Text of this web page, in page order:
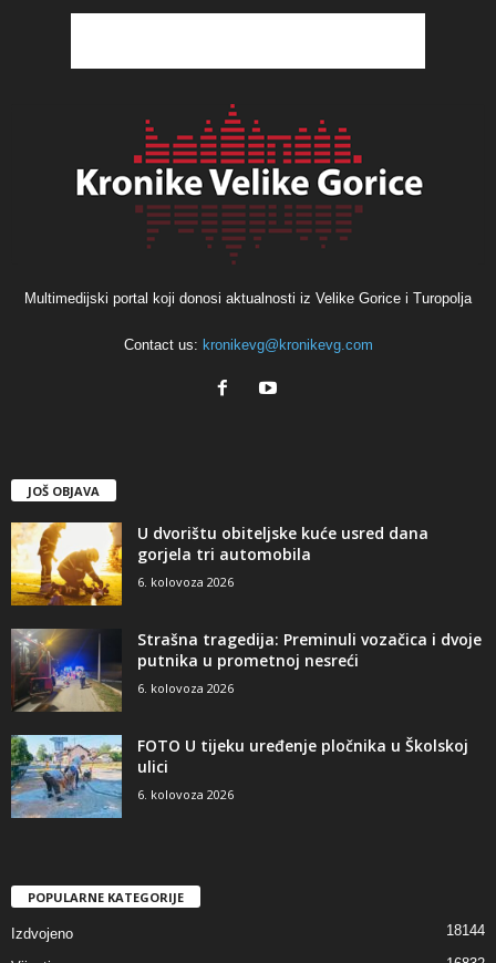
Multimedijski portal koji donosi aktualnosti iz Velike Gorice i Turopolja
Contact us: kronikevg@kronikevg.com
JOŠ OBJAVA
U dvorištu obiteljske kuće usred dana
gorjela tri automobila
6. kolovoza 2026
Strašna tragedija: Preminuli vozačica i dvoje
putnika u prometnoj nesreći
6. kolovoza 2026
FOTO U tijeku uređenje pločnika u Školskoj
ulici
6. kolovoza 2026
POPULARNE KATEGORIJE
Izdvojeno 18144